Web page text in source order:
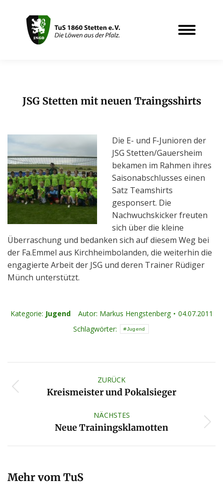
JSG Stetten mit neuen Traingsshirts
Die E- und F-Junioren der
JSG Stetten/Gauersheim
bekamen im Rahmen ihres
Saisonabschlusses einen
Satz Teamshirts
gesponsert. Die
Nachwuchskicker freuten
sich über die kleine
Überraschung und bedanken sich auf diesem Weg bei
der Fa.Emmel aus Kirchheimbolanden, die weiterhin die
engagierte Arbeit der JSG und deren Trainer Rüdiger
Münch unterstützt.
Kategorie: Jugend Autor: Markus Hengstenberg
04.07.2011
Schlagwörter:
Jugend
ZURÜCK
Vorheriger
Kreismeister und Pokalsieger
NÄCHSTES
Nächster
Neue Trainingsklamotten
Mehr vom TuS